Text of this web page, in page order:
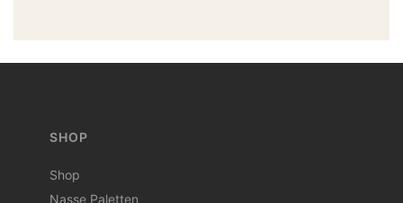
SHOP
Shop
Nasse Paletten